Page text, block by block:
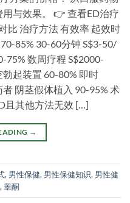
与效果。 👉 查看ED治疗
比 治疗方法 有效率 起效时
85% 30-60分钟 S$3-50/
75% 数周疗程 S$2000-
起装置 60-80% 即时
阴茎假体植入 90-95% 术
且其他方法无效 […]
→
, 男性保健, 男性保健知识, 男性健
, 睾酮